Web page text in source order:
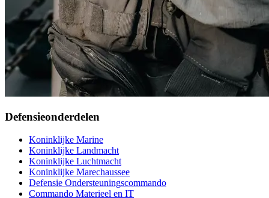
Defensieonderdelen
Koninklijke Marine
Koninklijke Landmacht
Koninklijke Luchtmacht
Koninklijke Marechaussee
Defensie Ondersteuningscommando
Commando Materieel en IT